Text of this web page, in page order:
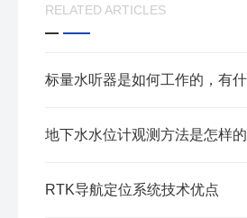
RELATED ARTICLES
地下水水位计观测方法是怎样的
RTK导航定位系统技术优点